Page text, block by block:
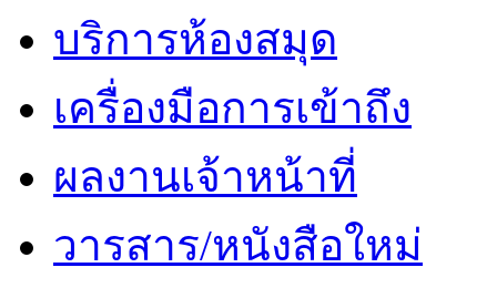
บริการห้องสมุด
เครื่องมือการเข้าถึง
ผลงานเจ้าหน้าที่
วารสาร/หนังสือใหม่